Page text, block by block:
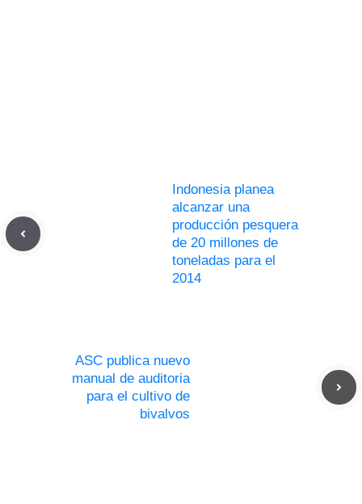
Indonesia planea
alcanzar una
producción pesquera
de 20 millones de
toneladas para el
2014
ASC publica nuevo
manual de auditoria
para el cultivo de
bivalvos